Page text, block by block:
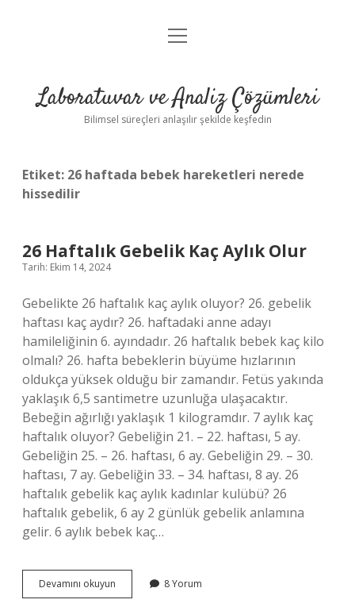
Anasayfa
Yasal Uyarı
menüyü
Laboratuvar ve Analiz Çözümleri
Bilimsel süreçleri anlaşılır şekilde keşfedin
Etiket: 26 haftada bebek hareketleri nerede
hissedilir
26 Haftalık Gebelik Kaç Aylık Olur
Tarih: Ekim 14, 2024
Gebelikte 26 haftalık kaç aylık oluyor? 26. gebelik
haftası kaç aydır? 26. haftadaki anne adayı
hamileliğinin 6. ayındadır. 26 haftalık bebek kaç kilo
olmalı? 26. hafta bebeklerin büyüme hızlarının
oldukça yüksek olduğu bir zamandır. Fetüs yakında
yaklaşık 6,5 santimetre uzunluğa ulaşacaktır.
Bebeğin ağırlığı yaklaşık 1 kilogramdır. 7 aylık kaç
haftalık oluyor? Gebeliğin 21. – 22. haftası, 5 ay.
Gebeliğin 25. – 26. haftası, 6 ay. Gebeliğin 29. – 30.
haftası, 7 ay. Gebeliğin 33. – 34. haftası, 8 ay. 26
haftalık gebelik kaç aylık kadınlar kulübü? 26
haftalık gebelik, 6 ay 2 günlük gebelik anlamına
gelir. 6 aylık bebek kaç…
Devamını okuyun
Haftalık
8 Yorum